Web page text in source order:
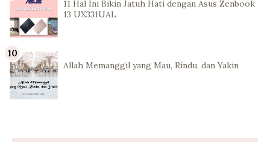
11 Hal Ini Bikin Jatuh Hati dengan Asus Zenbook
13 UX331UAL
Allah Memanggil yang Mau, Rindu, dan Yakin